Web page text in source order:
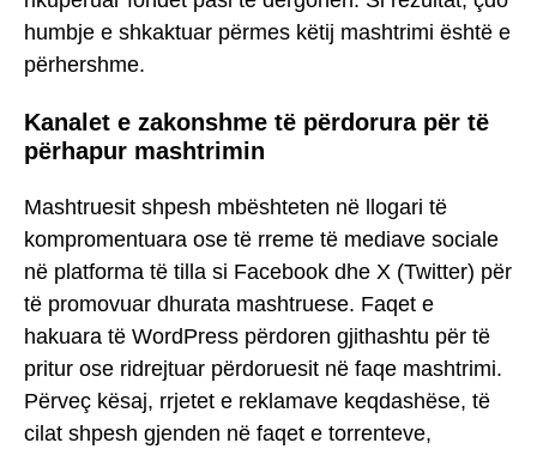
humbje e shkaktuar përmes këtij mashtrimi është e
përhershme.
Kanalet e zakonshme të përdorura për të
përhapur mashtrimin
Mashtruesit shpesh mbështeten në llogari të
kompromentuara ose të rreme të mediave sociale
në platforma të tilla si Facebook dhe X (Twitter) për
të promovuar dhurata mashtruese. Faqet e
hakuara të WordPress përdoren gjithashtu për të
pritur ose ridrejtuar përdoruesit në faqe mashtrimi.
Përveç kësaj, rrjetet e reklamave keqdashëse, të
cilat shpesh gjenden në faqet e torrenteve,